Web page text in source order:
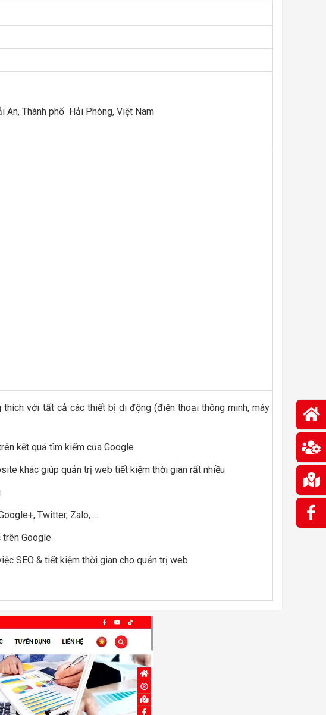
Thành phố Hải Phòng, Việt Nam
với tất cả các thiết bị di động (điện thoại thông minh, máy
kết quả tìm kiếm của Google
khác giúp quản trị web tiết kiệm thời gian rất nhiều
Twitter, Zalo, ...
Google
SEO & tiết kiệm thời gian cho quản trị web